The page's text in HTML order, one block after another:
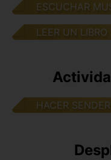
ESCUCHAR
LEER UN LIBRO
HACER